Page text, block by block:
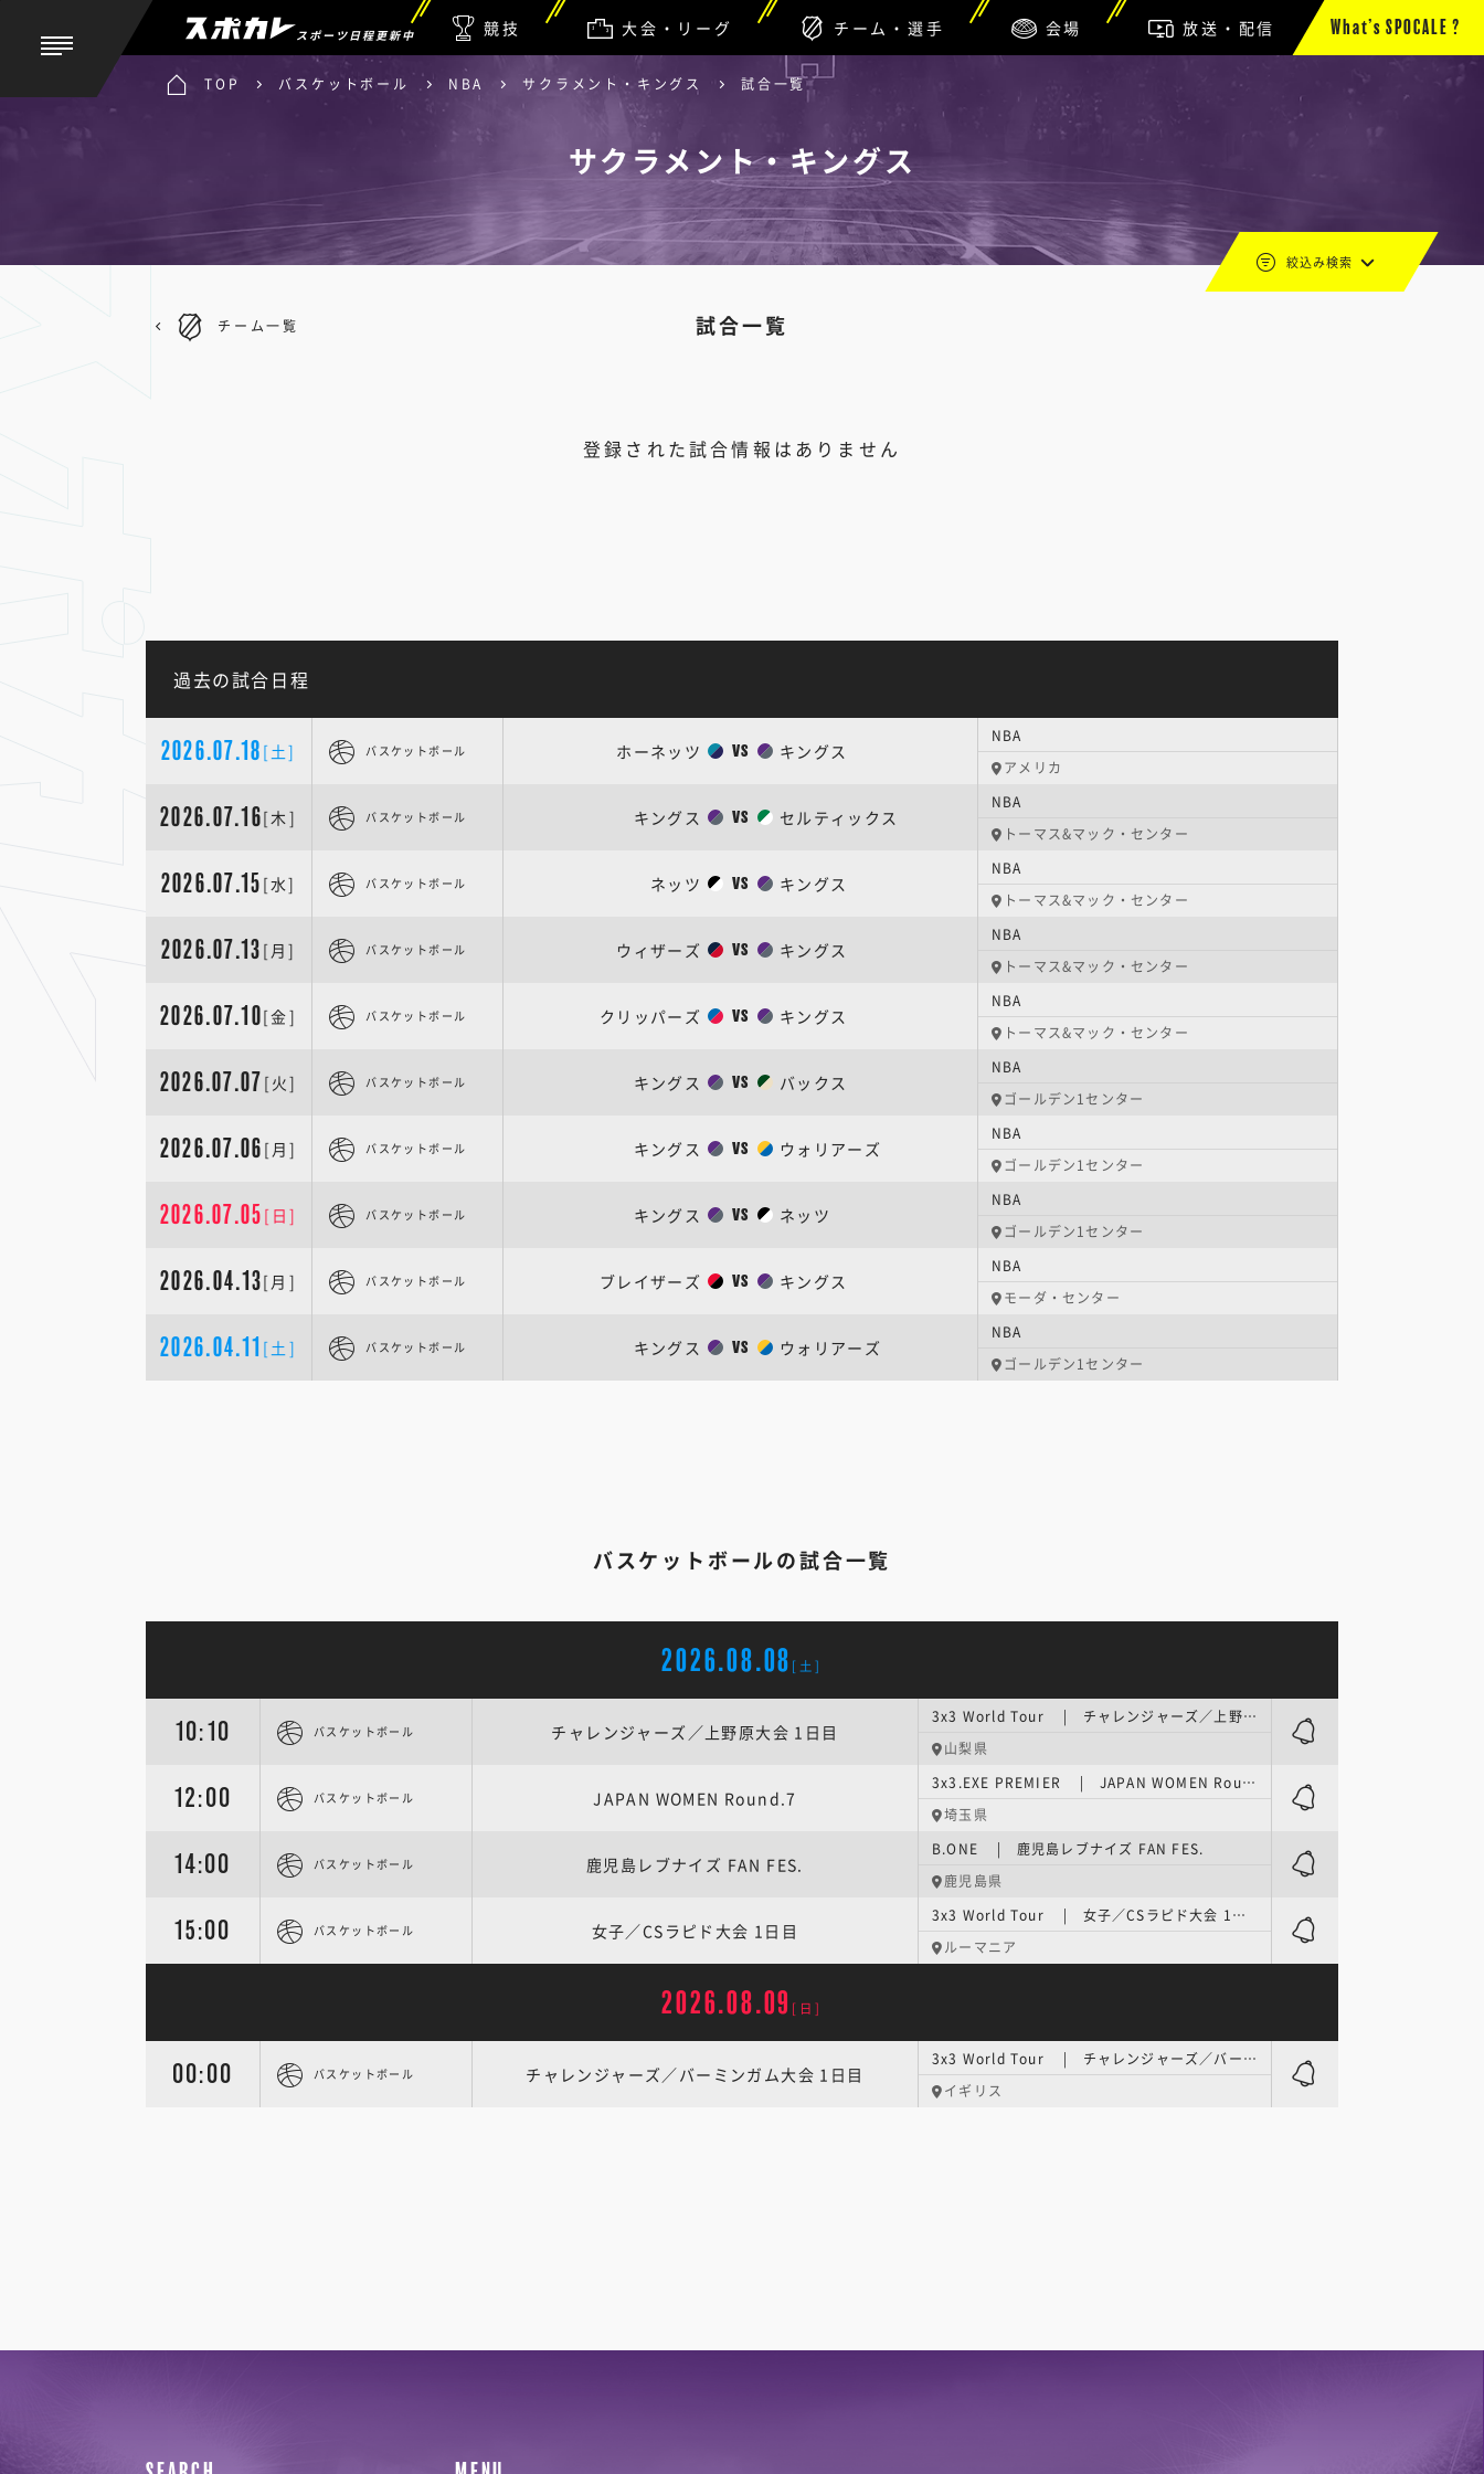
スポーツ日程更新中 競技 大会・リーグ チーム・選手 会場 放送・配信 What’s SPOCALE ?
TOP バスケットボール NBA サクラメント・キングス 試合一覧
サクラメント・キングス
試合一覧
絞込み検索
チーム一覧
登録された試合情報はありません
過去の試合日程
2026.07.18 [土] バスケットボール ホーネッツ VS キングス
NBA
アメリカ
2026.07.16[木] バスケットボール キングス VS セルティックス
NBA
トーマス&マック・センター
2026.07.15 [水] バスケットボール ネッツ VS キングス
NBA
トーマス&マック・センター
2026.07.13 [月] バスケットボール ウィザーズ VS キングス
NBA
トーマス&マック・センター
2026.07.10[金] バスケットボール クリッパーズ VS キングス
NBA
トーマス&マック・センター
2026.07.07 [火] バスケットボール キングス VS バックス
NBA
ゴールデン1センター
2026.07.06 [月] バスケットボール キングス VS ウォリアーズ
NBA
ゴールデン1センター
2026.07.05 [日] バスケットボール キングス VS ネッツ
NBA
ゴールデン1センター
2026.04.13[月] バスケットボール ブレイザーズ VS キングス
NBA
モーダ・センター
2026.04.11 [土] バスケットボール キングス VS ウォリアーズ
NBA
ゴールデン1センター
バスケットボールの試合一覧
2026.08.08 [土]
10:10 バスケットボール チャレンジャーズ／上野原大会 1日目
3x3 World Tour | チャレンジャーズ／上野原大会 1日目
山梨県
12:00 バスケットボール JAPAN WOMEN Round.7
3x3.EXE PREMIER | JAPAN WOMEN Round.7
埼玉県
14:00 バスケットボール 鹿児島レブナイズ FAN FES.
B.ONE | 鹿児島レブナイズ FAN FES.
鹿児島県
15:00 バスケットボール 女子／CSラピド大会 1日目
3x3 World Tour | 女子／CSラピド大会 1日目
ルーマニア
2026.08.09 [日]
00:00 バスケットボール チャレンジャーズ／バーミンガム大会 1日目
3x3 World Tour | チャレンジャーズ／バーミンガム大会 1日目
イギリス